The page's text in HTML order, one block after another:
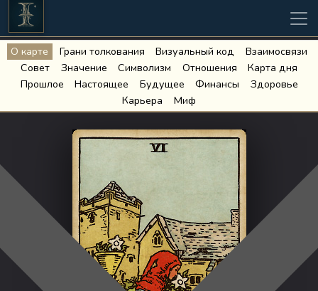
О карте Грани толкования Визуальный код
Взаимосвязи
Совет
Значение Символизм Отношения
Карта дня
Прошлое
Настоящее Будущее Финансы
Здоровье
Карьера
Миф